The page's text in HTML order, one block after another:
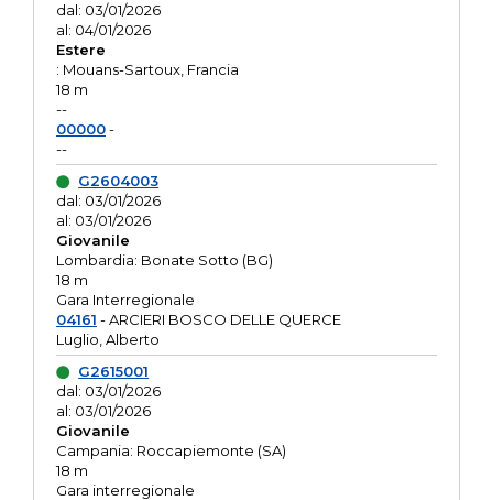
dal: 03/01/2026
al: 04/01/2026
Estere
: Mouans-Sartoux, Francia
18 m
--
00000-
--
G2604003
dal: 03/01/2026
al: 03/01/2026
Giovanile
Lombardia: Bonate Sotto (BG)
18 m
Gara Interregionale
04161 - ARCIERI BOSCO DELLE QUERCE
Luglio, Alberto
G2615001
dal: 03/01/2026
al: 03/01/2026
Giovanile
Campania: Roccapiemonte (SA)
18 m
Gara interregionale